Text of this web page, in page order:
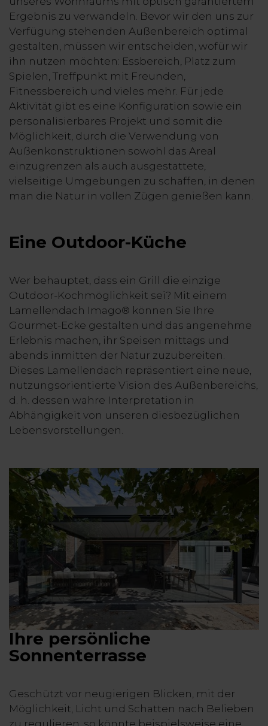
Ergebnis zu verwandeln. Bevor wir den uns zur
Verfügung stehenden Außenbereich optimal
gestalten, müssen wir entscheiden, wofür wir
ihn nutzen möchten: Essbereich, Platz zum
Spielen, Treffpunkt mit Freunden,
Fitnessbereich und vieles mehr. Für jede
Aktivität gibt es eine Konfiguration sowie ein
personalisierbares Projekt und somit die
Möglichkeit, durch die Verwendung von
Außenkonstruktionen sowohl das Areal
einzugrenzen als auch ausgestattete,
vielseitige Umgebungen zu schaffen, in denen
man die Natur in vollen Zügen genießen kann.
Eine Outdoor-Küche
Wer behauptet, dass ein Grill die einzige
Outdoor-Kochmöglichkeit sei? Mit einem
Lamellendach Imago® können Sie Ihre
Gourmet-Ecke gestalten und das angenehme
Erlebnis machen, ihr Speisen mittags und
abends inmitten der Natur zuzubereiten.
Dieses Lamellendach repräsentiert eine neue,
nutzungsorientierte Vision des Außenbereichs,
d. h. dessen wahre Interpretation in
Abhängigkeit von unseren diesbezüglichen
Lebensvorstellungen.
Ihre persönliche
Sonnenterrasse
Geschützt vor neugierigen Blicken, mit der
Möglichkeit, Licht und Schatten nach Belieben
zu regulieren, so könnte beispielsweise eine